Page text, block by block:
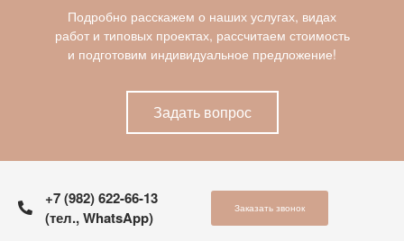
Подробно расскажем о наших услугах, видах
работ и типовых проектах, рассчитаем стоимость
и подготовим индивидуальное предложение!
Задать вопрос
+7 (982) 622-66-13
(тел., WhatsApp)
Заказать звонок